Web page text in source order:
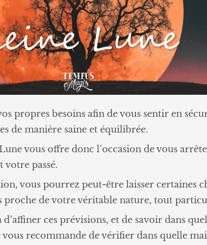
propres besoins afin de vous sentir en
de manière saine et équilibrée.
vous offre donc l’occasion de vous
votre passé.
vous pourrez peut-être laisser certaines
proche de votre véritable nature, tout
ces prévisions, et de savoir dans
vous recommande de vérifier dans quelle